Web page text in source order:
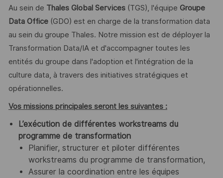
Au sein de Thales Global Services(TGS), l'équipe Groupe
Data Office(GDO) est en charge de la transformation data
au sein du groupe Thales. Notre mission est de déployer la
Transformation Data/IA et d'accompagner toutes les
entités du groupe dans l'adoption et l'intégration de la
culture data, à travers des initiatives stratégiques et
opérationnelles.
Vos missions principales seront les suivantes :
L’exécution de différentes workstreams du
programme de transformation
Planifier, structurer et piloter différentes
workstreams du programme de transformation,
Assurer la coordination entre les équipes